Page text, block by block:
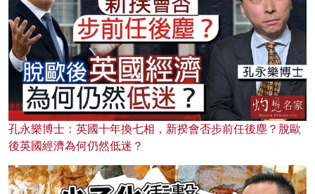
孔永樂博士：英國十年換七相，新揆會否步前任後塵？脫歐
後英國經濟為何仍然低迷？